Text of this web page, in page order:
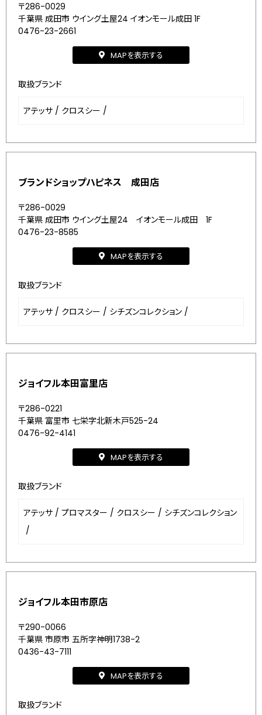
〒286-0029
千葉県 成田市 ウイング土屋24 イオンモール成田 1F
0476-23-2661
MAPを表示する
取扱ブランド
アテッサ / クロスシー /
ブランドショップハピネス 成田店
〒286-0029
千葉県 成田市 ウイング土屋24 イオンモール成田 1F
0476-23-8585
MAPを表示する
取扱ブランド
アテッサ / クロスシー / シチズンコレクション /
ジョイフル本田富里店
〒286-0221
千葉県 富里市 七栄字北新木戸525-24
0476-92-4141
MAPを表示する
取扱ブランド
アテッサ / プロマスター / クロスシー / シチズンコレクション
/
ジョイフル本田市原店
〒290-0066
千葉県 市原市 五所字神明1738-2
0436-43-7111
MAPを表示する
取扱ブランド